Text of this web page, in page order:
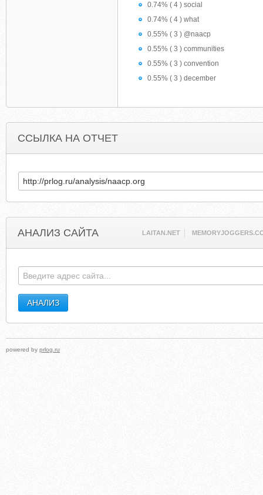
0.74% ( 4 ) social
0.74% ( 4 ) what
0.55% ( 3 ) @naacp
0.55% ( 3 ) communities
0.55% ( 3 ) convention
0.55% ( 3 ) december
ССЫЛКА НА ОТЧЕТ
АНАЛИЗ САЙТА LAITAN.NET
powered by prlog.ru